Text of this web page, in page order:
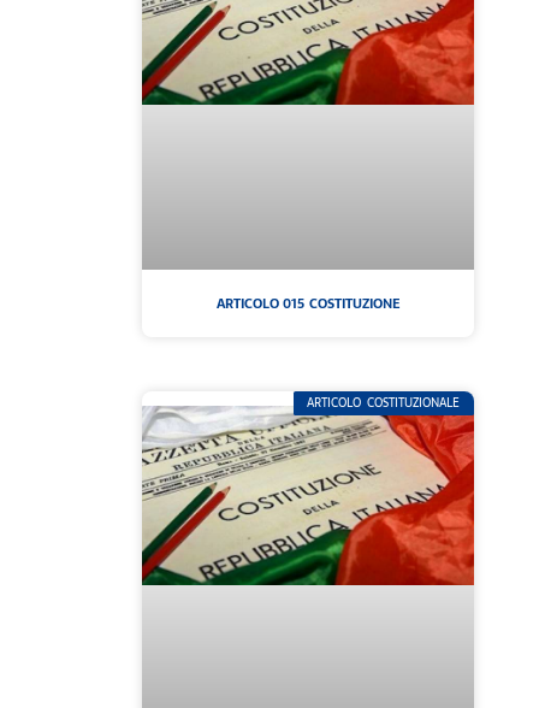
ARTICOLO 015 COSTITUZIONE
ARTICOLO COSTITUZIONALE